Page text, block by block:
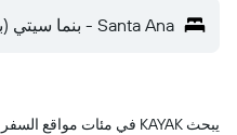
Santa Ana - بنما سيتي (بنما)، بنما